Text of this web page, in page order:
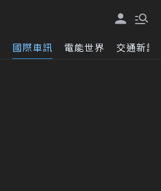
國際車訊 電能世界 交通新訊